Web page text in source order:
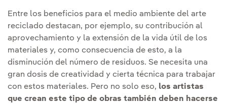
Entre los beneficios para el medio ambiente del arte
reciclado destacan, por ejemplo, su contribución al
aprovechamiento y la extensión de la vida útil de los
materiales y, como consecuencia de esto, a la
disminución del número de residuos. Se necesita una
gran dosis de creatividad y cierta técnica para trabajar
con estos materiales. Pero no solo eso, los artistas
que crean este tipo de obras también deben hacerse